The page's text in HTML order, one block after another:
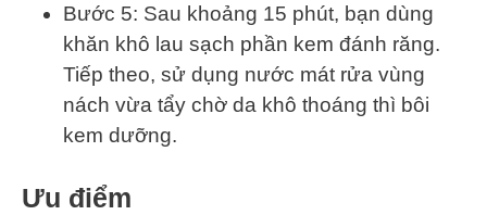
Bước 5: Sau khoảng 15 phút, bạn dùng
khăn khô lau sạch phần kem đánh răng.
Tiếp theo, sử dụng nước mát rửa vùng
nách vừa tẩy chờ da khô thoáng thì bôi
kem dưỡng.
Ưu điểm